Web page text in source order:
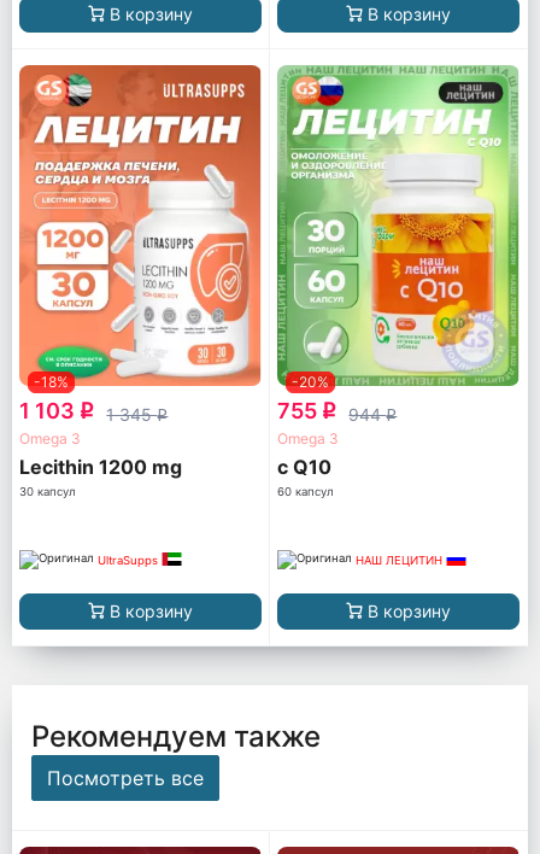
В корзину В корзину
-18%
1 103 q 1 345q
Omega 3
Lecithin 1200 mg
30 капсул
UltraSupps
В корзину
-20%
755 q 944q
Omega 3
с Q10
60 капсул
НАШ ЛЕЦИТИН
В корзину
Рекомендуем также
Посмотреть все